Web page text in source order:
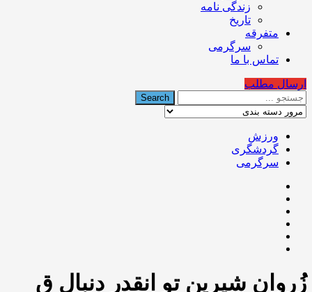
زندگی نامه
تاریخ
متفرقه
سرگرمی
تماس با ما
ارسال مطلب
ورزش
گردشگری
سرگرمی
زُروان شیرین تو انقدر دنبال ق